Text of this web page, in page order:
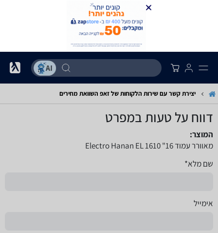
יצירת קשר עם שירות הלקוחות של זאפ השוואת מחירים
דווח על טעות במפרט
המוצר:
מאוורר עמוד Electro Hanan EL 1610 "16
שם מלא*
אימייל